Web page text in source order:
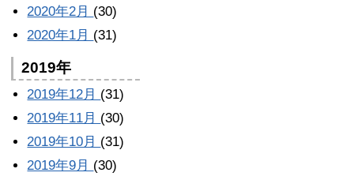
2020年2月 (30)
2020年1月 (31)
2019年
2019年12月 (31)
2019年11月 (30)
2019年10月 (31)
2019年9月 (30)